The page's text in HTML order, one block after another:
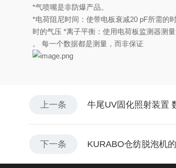
*气喷嘴是非防爆产品。
*电荷阻尼时间：使带电板衰减20 pF所需的
时的气压 *离子平衡：使用电荷板监测器测
。 每一个数据都是测量，而非保证
上一条 牛尾UV固化照射装置
下一条 KURABO仓纺脱泡机